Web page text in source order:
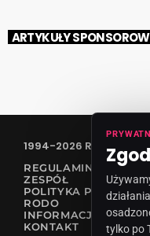
ARTYKUŁY
1994-2026 RADIO
REGULAMIN
ZESPÓŁ
POLITYKA
RODO
INFORMACJA O
KONTAKT
tylko po